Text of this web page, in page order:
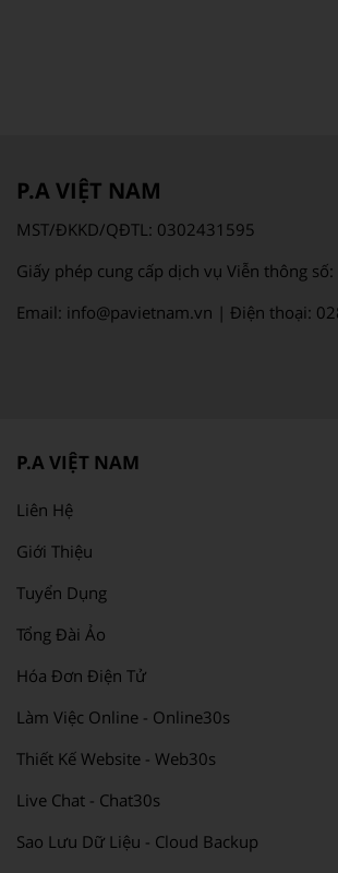
P.A VIỆT NAM
MST/ĐKKD/QĐTL: 0302431595
Giấy phép cung cấp dịch vụ Viễn thông số:
Email: info@pavietnam.vn | Điện thoại:
P.A VIỆT NAM
Liên Hệ
Giới Thiệu
Tuyển Dụng
Tổng Đài Ảo
Hóa Đơn Điện Tử
Làm Việc Online - Online30s
Thiết Kế Website - Web30s
Live Chat - Chat30s
Sao Lưu Dữ Liệu - Cloud Backup